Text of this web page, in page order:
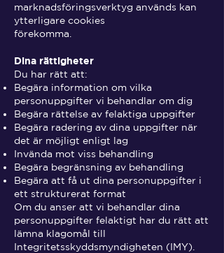
marknadsföringsverktyg används kan
ytterligare cookies
förekomma.
Dina rättigheter
Du har rätt att:
Begära information om vilka
personuppgifter vi behandlar om dig
Begära rättelse av felaktiga uppgifter
Begära radering av dina uppgifter när
det är möjligt enligt lag
Invända mot viss behandling
Begära begränsning av behandling
Begära att få ut dina personuppgifter i
ett strukturerat format
Om du anser att vi behandlar dina
personuppgifter felaktigt har du rätt att
lämna klagomål till
Integritetsskyddsmyndigheten (IMY).